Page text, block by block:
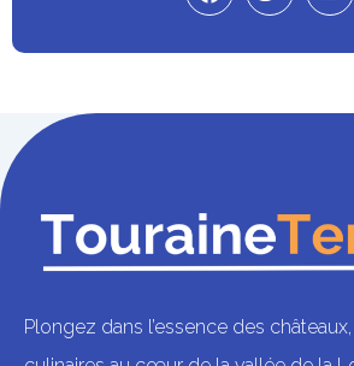
Plongez dans l’essence des